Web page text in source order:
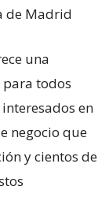
de Madrid
una
todos
en
negocio que
y cientos de